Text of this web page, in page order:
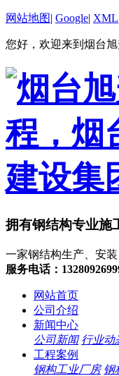
网站地图| Google| XML
您好，欢迎来到烟台
拥有钢结构专业施
一家钢结构生产、安
服务电话：
网站首页
公司介绍
新闻中心
公司新闻 行业动
工程案例
钢构工业厂房 钢